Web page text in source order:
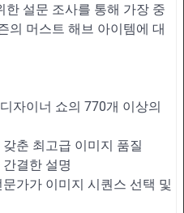
설문 조사를 통해 가장 중
의 머스트 해브 아이템에 대
자이너 쇼의 770개 이상의
춘 최고급 이미지 품질
결한 설명
가가 이미지 시퀀스 선택 및